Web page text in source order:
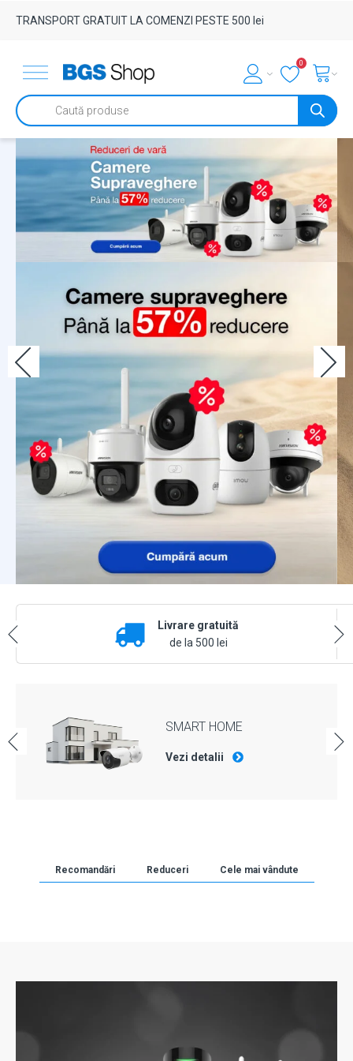
TRANSPORT GRATUIT LA COMENZI PESTE 500 lei
0
Products
search
Livrare gratuită
de la 500 lei
SMART HOME
Vezi detalii
Recomandări Reduceri Cele mai vândute